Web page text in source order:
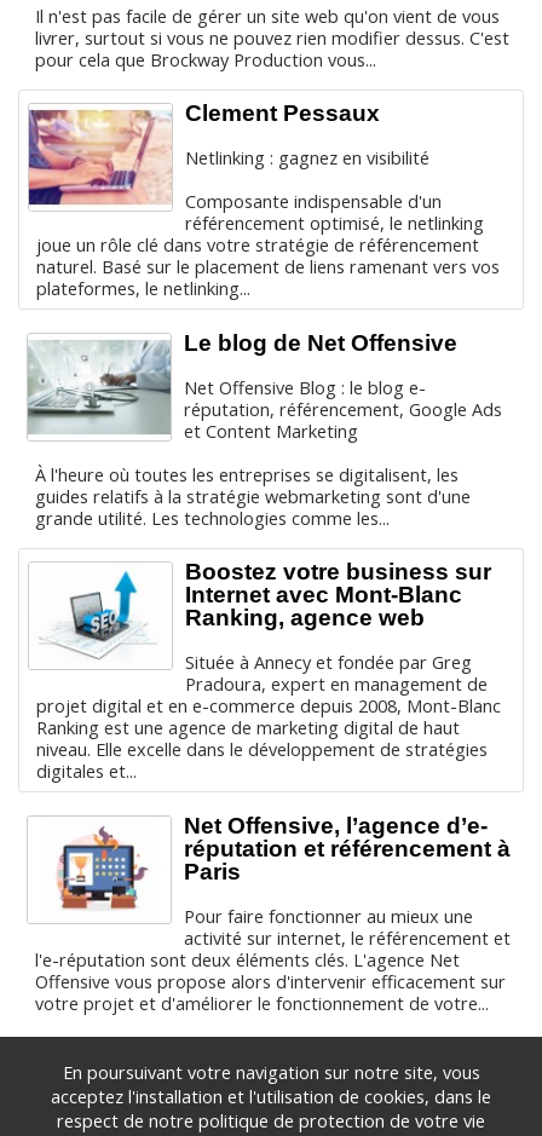
Il n'est pas facile de gérer un site web qu'on vient de vous
livrer, surtout si vous ne pouvez rien modifier dessus. C'est
pour cela que Brockway Production vous...
Clement Pessaux
Netlinking : gagnez en visibilité
Composante indispensable d'un
référencement optimisé, le netlinking
joue un rôle clé dans votre stratégie de référencement
naturel. Basé sur le placement de liens ramenant vers vos
plateformes, le netlinking...
Le blog de Net Offensive
Net Offensive Blog : le blog e-
réputation, référencement, Google Ads
et Content Marketing
À l'heure où toutes les entreprises se digitalisent, les
guides relatifs à la stratégie webmarketing sont d'une
grande utilité. Les technologies comme les...
Boostez votre business sur
Internet avec Mont-Blanc
Ranking, agence web
Située à Annecy et fondée par Greg
Pradoura, expert en management de
projet digital et en e-commerce depuis 2008, Mont-Blanc
Ranking est une agence de marketing digital de haut
niveau. Elle excelle dans le développement de stratégies
digitales et...
Net Offensive, l’agence d’e-
réputation et référencement à
Paris
Pour faire fonctionner au mieux une
activité sur internet, le référencement et
l'e-réputation sont deux éléments clés. L'agence Net
Offensive vous propose alors d'intervenir efficacement sur
votre projet et d'améliorer le fonctionnement de votre...
© 2007 - 2020 -Contact -Mentions legales
En poursuivant votre navigation sur notre site, vous
acceptez l'installation et l'utilisation de cookies, dans le
respect de notre politique de protection de votre vie